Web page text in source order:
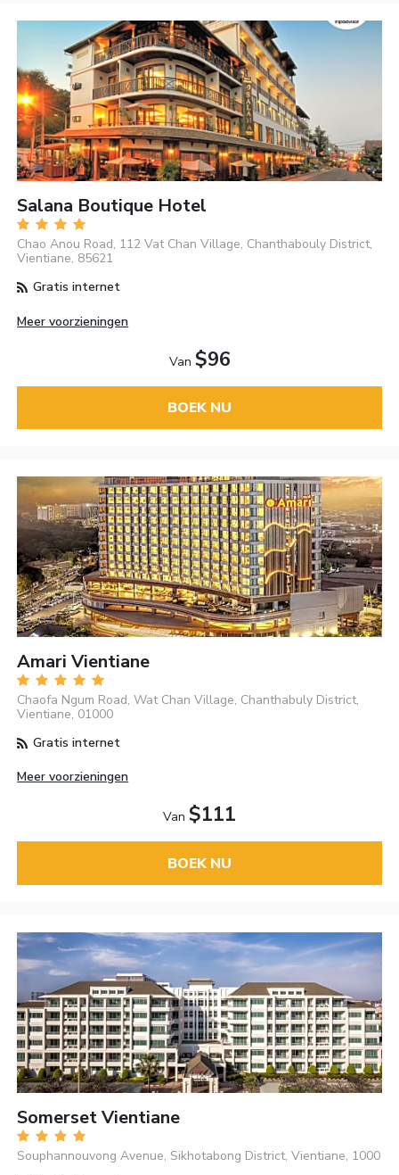
Salana Boutique Hotel
Chao Anou Road, 112 Vat Chan Village, Chanthabouly District,
Vientiane, 85621
Gratis internet
Meer voorzieningen
Van $96
BOEK NU
Amari Vientiane
Chaofa Ngum Road, Wat Chan Village, Chanthabuly District,
Vientiane, 01000
Gratis internet
Meer voorzieningen
Van $111
BOEK NU
Somerset Vientiane
Souphannouvong Avenue, Sikhotabong District, Vientiane, 1000